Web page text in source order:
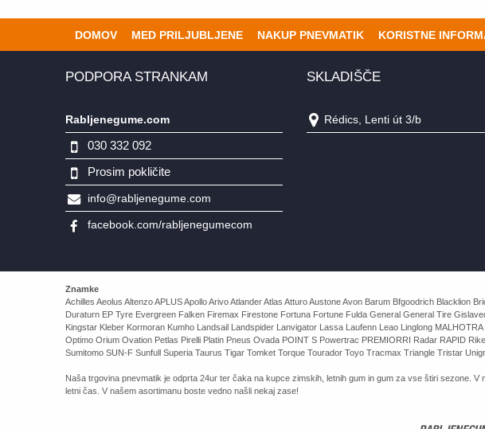
DOMOV MED PRILJUBLJENE NAKUP PNEVMATIK KORISTNE
PODPORA STRANKAM
Rabljenegume.com
030 332 092
Prosim pokličite
info@rabljenegume.com
facebook.com/rabljenegumecom
SKLADIŠČE
Rédics, Lenti út 3/b
Znamke
Achilles Aeolus Altenzo APLUS Apollo Arivo Atlander Atlas Atturo Austone Avon Barum Bfgoodrich
Duraturn EP Tyre Evergreen Falken Firemax Firestone Fortuna Fortune Fulda General General Tire
Kingstar Kleber Kormoran Kumho Landsail Landspider Lanvigator Lassa Laufenn Leao Linglong
Optimo Orium Ovation Petlas Pirelli Platin Pneus Ovada POINT S Powertrac PREMIORRI Radar RAPID
Sumitomo SUN-F Sunfull Superia Taurus Tigar Tomket Torque Tourador Toyo Tracmax Triangle Tristar
Naša trgovina pnevmatik je odprta 24ur ter čaka na kupce zimskih, letnih gum in gum za vse štiri sezone. V
letni čas. V našem asortimanu boste vedno našli nekaj zase!